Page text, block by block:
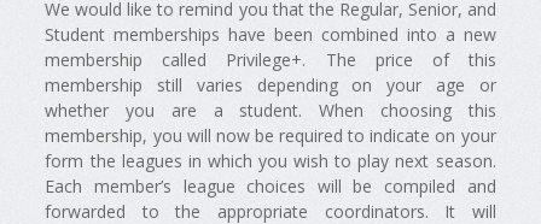
We would like to remind you that the Regular, Senior, and
Student memberships have been combined into a new
membership called Privilege+. The price of this
membership still varies depending on your age or
whether you are a student. When choosing this
membership, you will now be required to indicate on your
form the leagues in which you wish to play next season.
Each member’s league choices will be compiled and
forwarded to the appropriate coordinators. It will